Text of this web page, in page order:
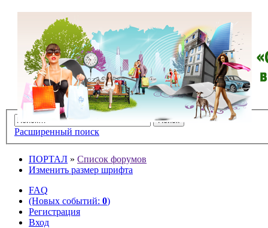
Расширенный поиск
ПОРТАЛ » Список форумов
Изменить размер шрифта
FAQ
(Новых событий: 0)
Регистрация
Вход